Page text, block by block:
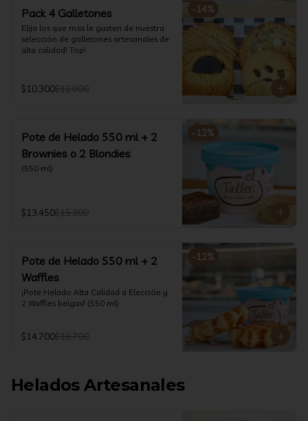
-14%
Pack 4 Galletones
Elija los que mas le gusten de nuestra
selección de galletones artesanales de
alta calidad! Top!
$10.300$12.000
-12%
Pote de Helado 550 ml + 2
Brownies o 2 Blondies
(550 ml)
$13.450$15.300
-12%
Pote de Helado 550 ml + 2
Waffles
¡Pote Helado Alta Calidad a Elección y
2 Waffles belgas! (550 ml)
$14.700$16.700
Helados Artesanales